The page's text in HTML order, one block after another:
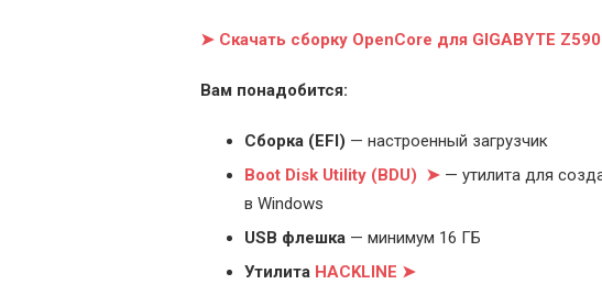
➤ Скачать сборку OpenCore для GIGABYTE Z590
Вам понадобится:
Cборка (EFI) — настроенный загрузчик
Boot Disk Utility (BDU) ➤ — утилита для
в Windows
USB флешка — минимум 16 ГБ
Утилита HACKLINE ➤